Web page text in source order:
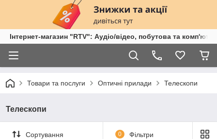
Інтернет-магазин "RTV": Аудіо/відео, побутова та
Товари та послуги Оптичні прилади Телескопи
Телескопи
Сортування 0 Фільтри